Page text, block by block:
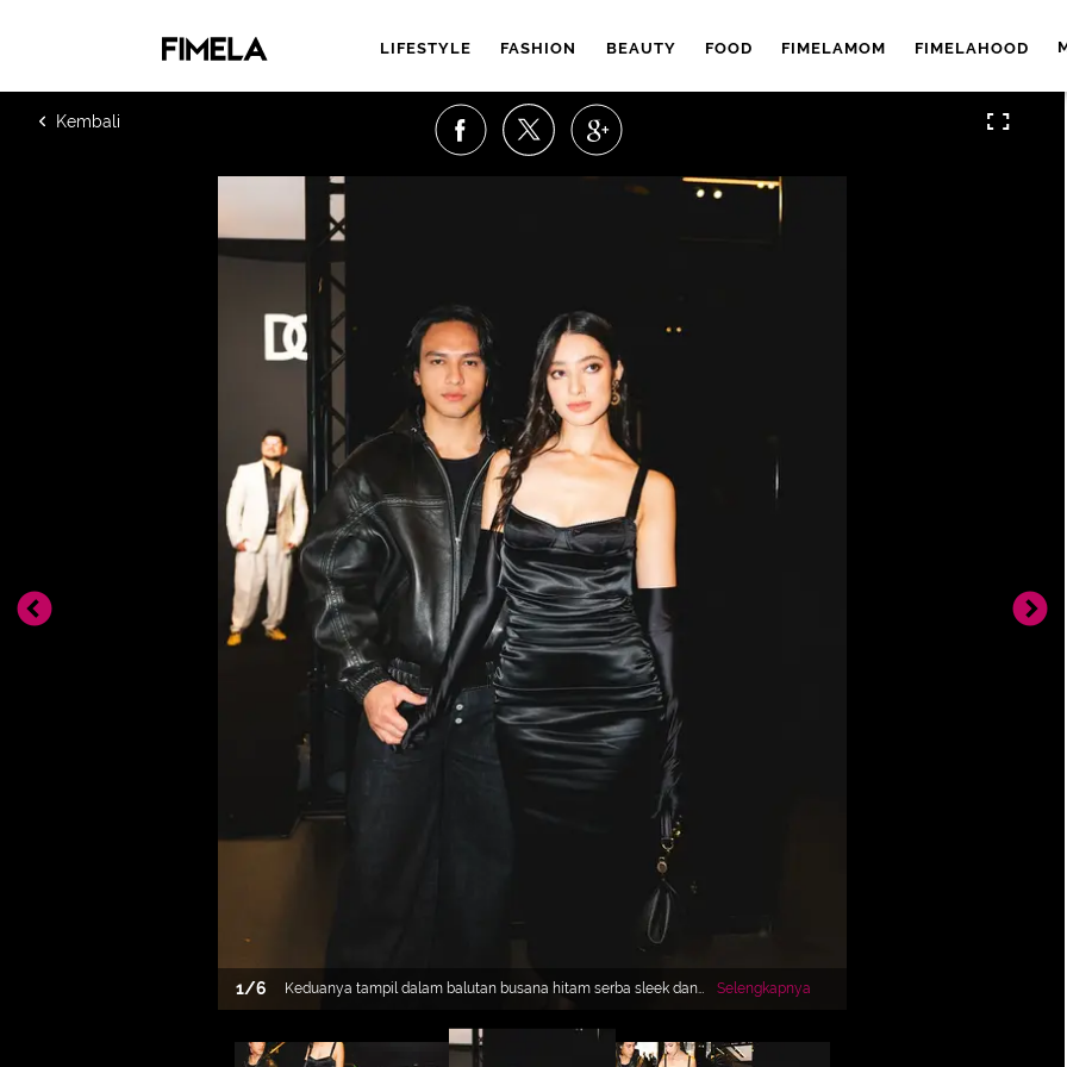
LIFESTYLE FASHION BEAUTY FOOD FIMELAMOM FIMELAHOOD
1/6
Keduanya tampil dalam balutan busana hitam serba sleek dan
elegan, membuktikan bahwa chemistry mereka tak hanya kuat
di balik layar, tapi juga di barisan front row dunia fashion
internasional. [@jefrinichol].
Selengkapnya